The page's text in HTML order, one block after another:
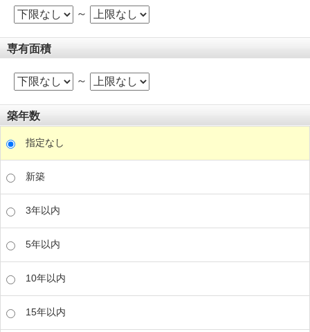
～
専有面積
～
築年数
指定なし
新築
3年以内
5年以内
10年以内
15年以内